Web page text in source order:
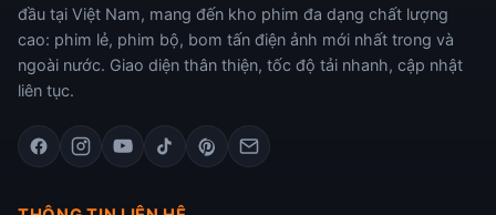
đầu tại Việt Nam, mang đến kho phim đa dạng chất lượng
cao: phim lẻ, phim bộ, bom tấn điện ảnh mới nhất trong và
ngoài nước. Giao diện thân thiện, tốc độ tải nhanh, cập nhật
liên tục.